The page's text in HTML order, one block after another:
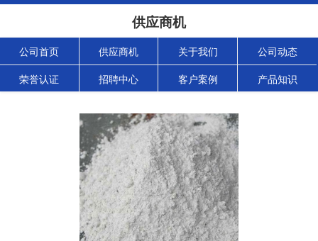
供应商机
公司首页 供应商机 关于我们 公司动态
荣誉认证 招聘中心 客户案例 产品知识